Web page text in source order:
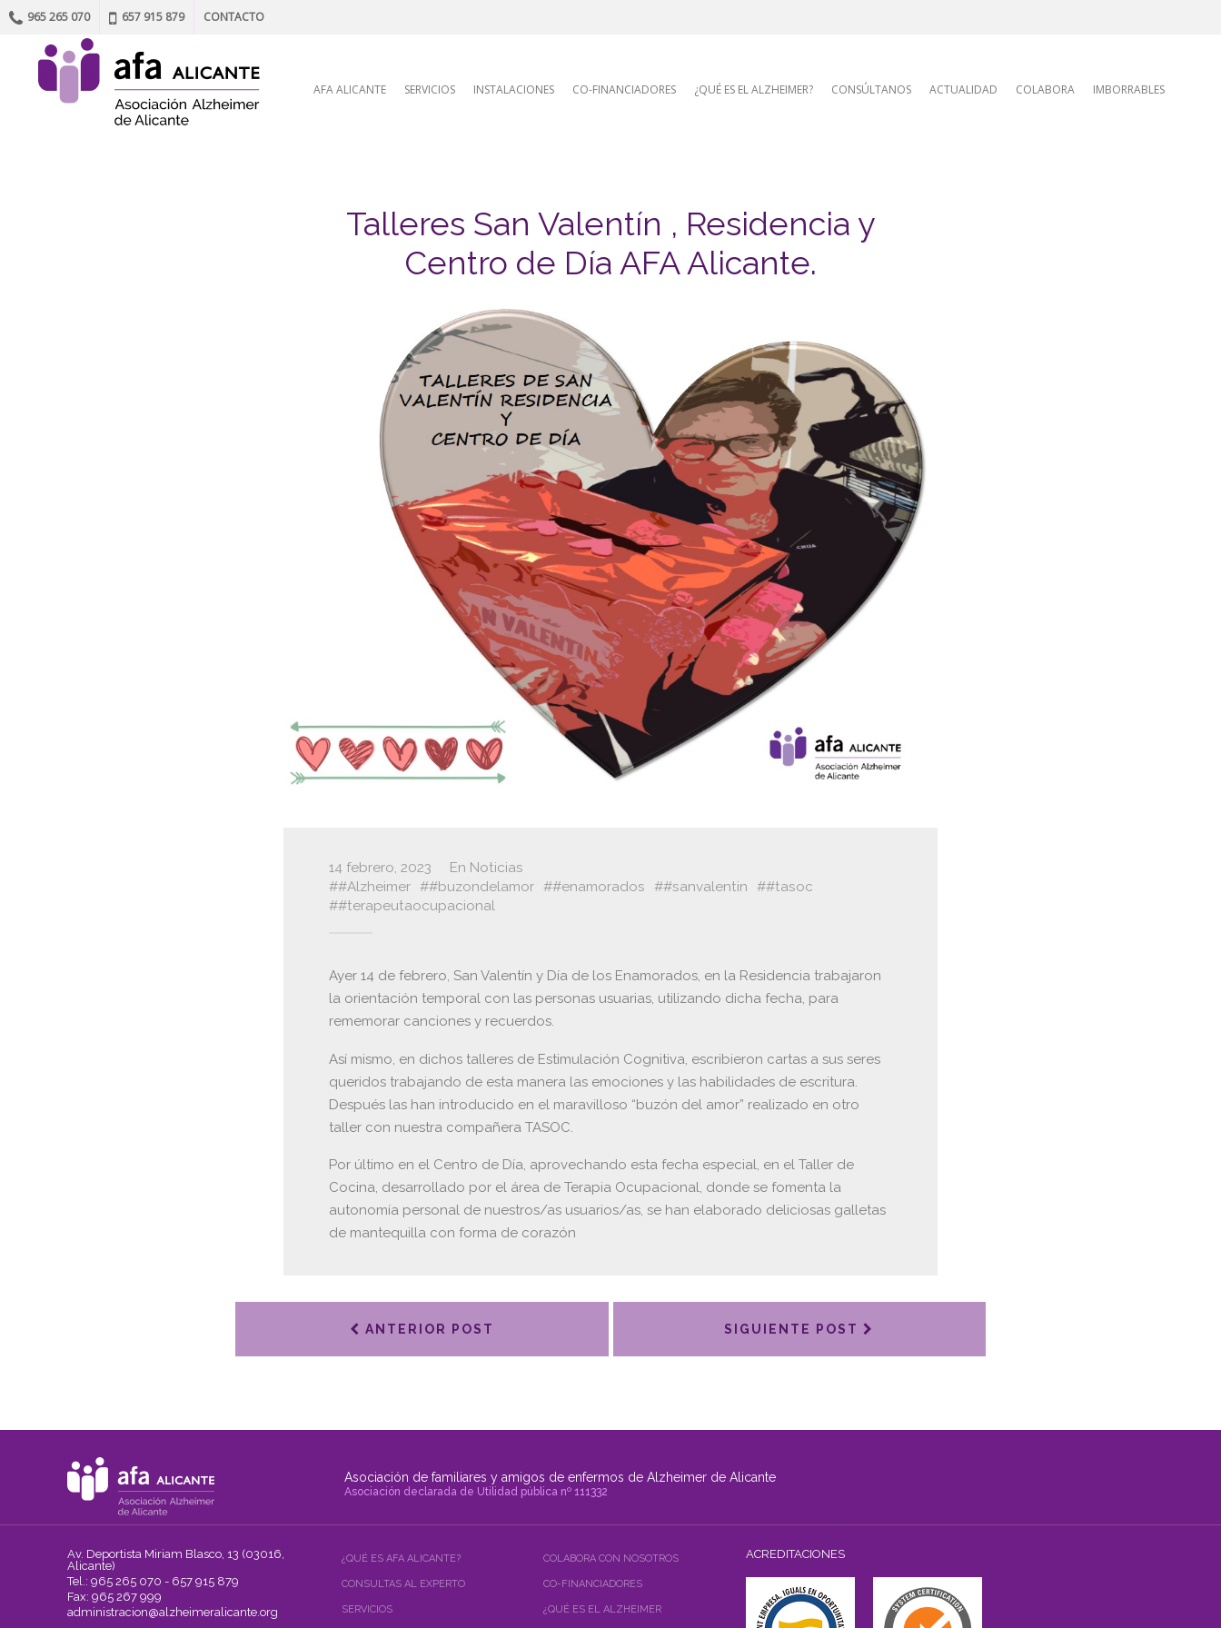
965 265 070 657 915 879 CONTACTO
AFA ALICANTE SERVICIOS INSTALACIONES CO-FINANCIADORES ¿QUÉ ES EL ALZHEIMER? CONSÚLTANOS ACTUALIDAD COLABORA IMBORRABLES
Talleres San Valentín , Residencia y
Centro de Día AFA Alicante.
14 febrero, 2023 En Noticias
#Alzheimer
#buzondelamor #enamorados #sanvalentin
#tasoc
#terapeutaocupacional
Ayer 14 de febrero, San Valentín y Día de los Enamorados, en la Residencia trabajaron
la orientación temporal con las personas usuarias, utilizando dicha fecha, para
rememorar canciones y recuerdos.
Así mismo, en dichos talleres de Estimulación Cognitiva, escribieron cartas a sus seres
queridos trabajando de esta manera las emociones y las habilidades de escritura.
Después las han introducido en el maravilloso “buzón del amor” realizado en otro
taller con nuestra compañera TASOC.
Por último en el Centro de Día, aprovechando esta fecha especial, en el Taller de
Cocina, desarrollado por el área de Terapia Ocupacional, donde se fomenta la
autonomía personal de nuestros/as usuarios/as, se han elaborado deliciosas galletas
de mantequilla con forma de corazón
ANTERIOR POST SIGUIENTE POST
Asociación de familiares y amigos de enfermos de Alzheimer de Alicante
Asociación declarada de Utilidad pública nº 111332
Av. Deportista Miriam Blasco, 13 (03016,
Alicante)
Tel.: 965 265 070 - 657 915 879
Fax: 965 267 999
administracion@alzheimeralicante.org
¿QUÉ ES AFA ALICANTE?
CONSULTAS AL EXPERTO
SERVICIOS
COLABORA CON NOSOTROS
CO-FINANCIADORES
¿QUÉ ES EL ALZHEIMER
ACREDITACIONES